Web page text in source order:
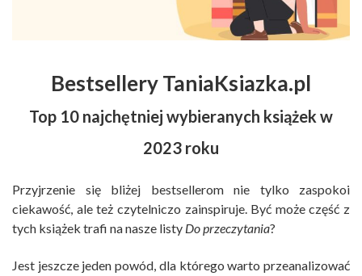
Bestsellery TaniaKsiazka.pl
Top 10 najchętniej wybieranych książek w
2023 roku
Przyjrzenie się bliżej bestsellerom nie tylko zaspokoi
ciekawość, ale też czytelniczo zainspiruje. Być może część z
tych książek trafi na nasze listy Do przeczytania?
Jest jeszcze jeden powód, dla którego warto przeanalizować